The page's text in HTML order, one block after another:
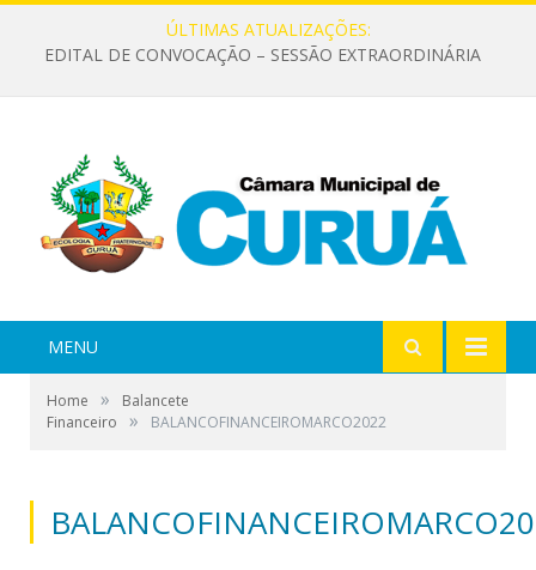
ÚLTIMAS ATUALIZAÇÕES:
EDITAL DE CONVOCAÇÃO – SESSÃO EXTRAORDINÁRIA
MENU
Home »
Balancete
Financeiro
» BALANCOFINANCEIROMARCO2022